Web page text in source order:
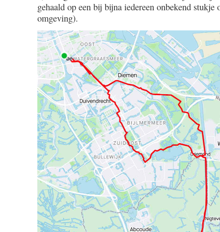
gehaald op een bij bijna iedereen onbekend stukje
omgeving).